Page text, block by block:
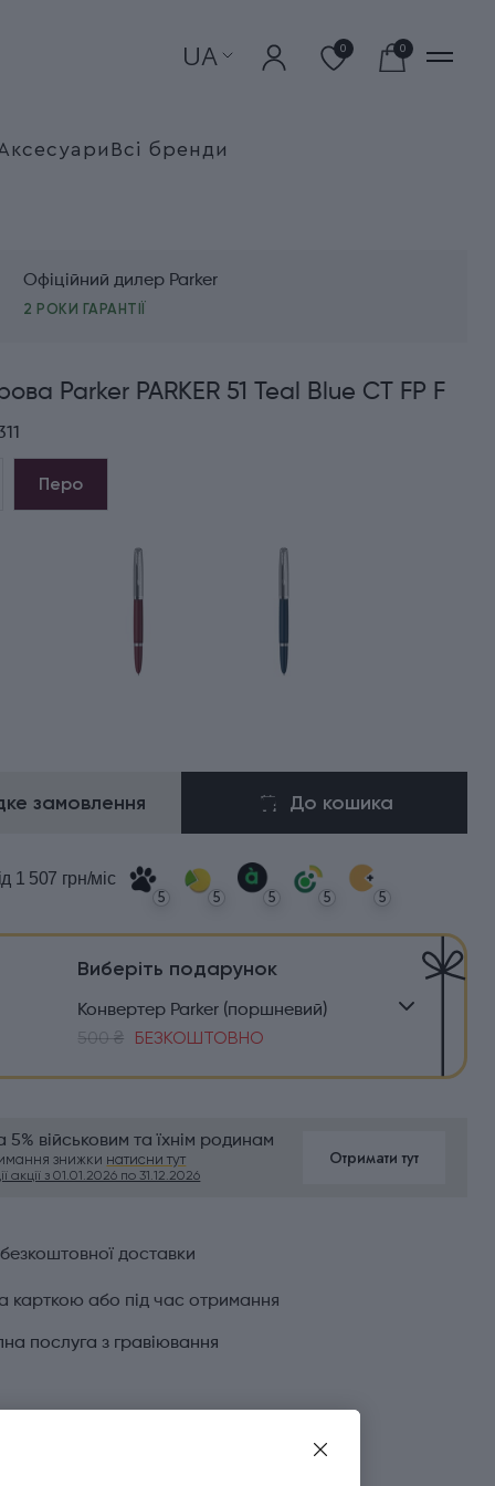
UA 0 0
Всі бренди
Офіційний дилер Parker
2 РОКИ ГАРАНТІЇ
Parker PARKER 51 Teal Blue CT FP F
Перо
замовлення До кошика
1 507 грн/міс
5 5 5 5 5
Виберіть подарунок
Конвертер Parker (поршневий)
500 ₴ БЕЗКОШТОВНО
5% військовим та їхнім родинам
знижки натисни тут
акції з 01.01.2026 по 31.12.2026
Отримати тут
доставки
карткою або під час отримання
послуга з гравіювання